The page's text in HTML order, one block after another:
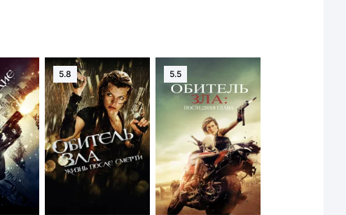
5.8 5.5